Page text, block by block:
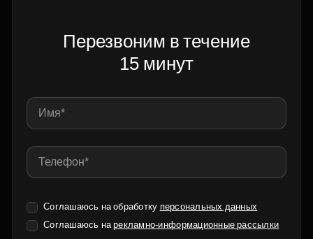
Перезвоним в течение
15 минут
Соглашаюсь на обработку персональных данных
Соглашаюсь нарекламно-информационные рассылки